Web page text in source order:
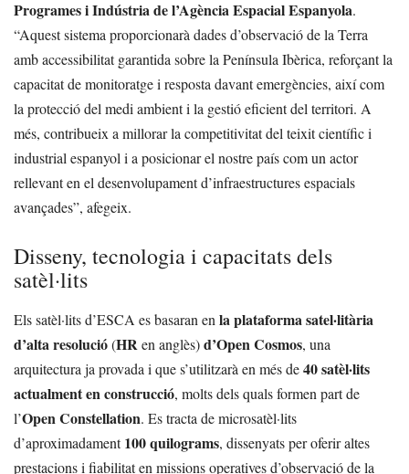
Programes i Indústria de l’Agència Espacial Espanyola.
“Aquest sistema proporcionarà dades d’observació de la Terra
amb accessibilitat garantida sobre la Península Ibèrica, reforçant la
capacitat de monitoratge i resposta davant emergències, així com
la protecció del medi ambient i la gestió eficient del territori. A
més, contribueix a millorar la competitivitat del teixit científic i
industrial espanyol i a posicionar el nostre país com un actor
rellevant en el desenvolupament d’infraestructures espacials
avançades”, afegeix.
Disseny, tecnologia i capacitats dels
satèl·lits
Els satèl·lits d’ESCA es basaran en la plataforma satel·litària
d’alta resolució(HR en anglès)d’Open Cosmos, una
arquitectura ja provada i que s’utilitzarà en més de40 satèl·lits
actualment en construcció, molts dels quals formen part de
l’Open Constellation. Es tracta de microsatèl·lits
d’aproximadament100 quilograms, dissenyats per oferir altes
prestacions i fiabilitat en missions operatives d’observació de la